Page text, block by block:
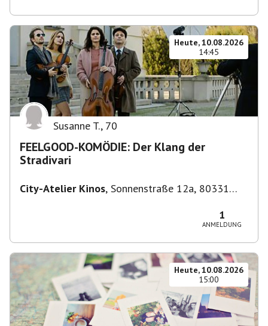
Heute, 10.08.2026
14:45
Susanne T., 70
FEELGOOD-KOMÖDIE: Der Klang der
Stradivari
City-Atelier Kinos, Sonnenstraße 12a, 80331
1
ANMELDUNG
Heute, 10.08.2026
15:00